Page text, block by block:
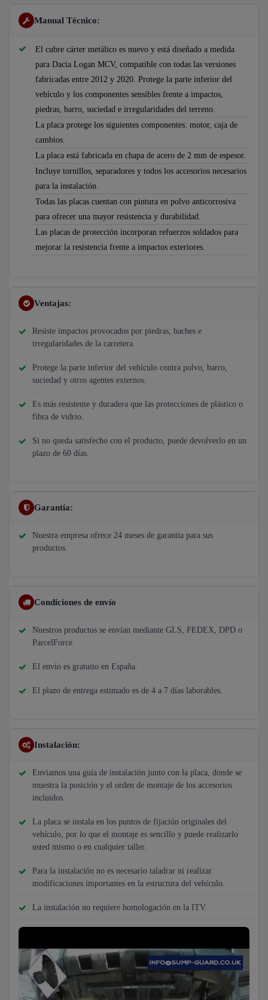
Manual Técnico:
El cubre cárter metálico es nuevo y está diseñado a medida
para Dacia Logan MCV, compatible con todas las versiones
fabricadas entre 2012 y 2020. Protege la parte inferior del
vehículo y los componentes sensibles frente a impactos,
piedras, barro, suciedad e irregularidades del terreno.
La placa protege los siguientes componentes: motor, caja de
cambios.
La placa está fabricada en chapa de acero de 2 mm de espesor.
Incluye tornillos, separadores y todos los accesorios necesarios
para la instalación.
Todas las placas cuentan con pintura en polvo anticorrosiva
para ofrecer una mayor resistencia y durabilidad.
Las placas de protección incorporan refuerzos soldados para
mejorar la resistencia frente a impactos exteriores.
Ventajas:
Resiste impactos provocados por piedras, baches e
irregularidades de la carretera.
Protege la parte inferior del vehículo contra polvo, barro,
suciedad y otros agentes externos.
Es más resistente y duradera que las protecciones de plástico o
fibra de vidrio.
Si no queda satisfecho con el producto, puede devolverlo en un
plazo de 60 días.
Garantía:
Nuestra empresa ofrece 24 meses de garantía para sus
productos.
Condiciones de envío
Nuestros productos se envían mediante GLS, FEDEX, DPD o
ParcelForce
El envío es gratuito en España.
El plazo de entrega estimado es de 4 a 7 días laborables.
Instalación:
Enviamos una guía de instalación junto con la placa, donde se
muestra la posición y el orden de montaje de los accesorios
incluidos.
La placa se instala en los puntos de fijación originales del
vehículo, por lo que el montaje es sencillo y puede realizarlo
usted mismo o en cualquier taller.
Para la instalación no es necesario taladrar ni realizar
modificaciones importantes en la estructura del vehículo.
La instalación no requiere homologación en la ITV.